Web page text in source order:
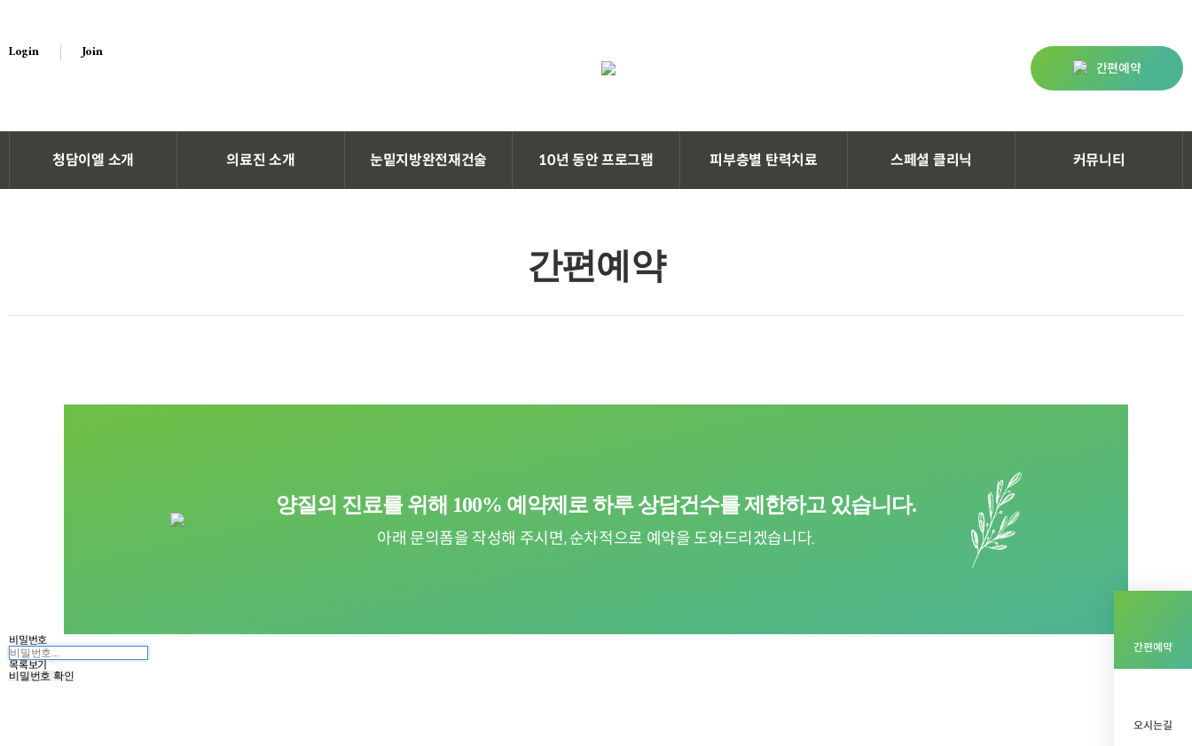
Login Join
간편예약
청담이엘 소개 의료진 소개 눈밑지방완전재건술 10년 동안 프로그램 피부층별 탄력치료 스페셜 클리닉 커뮤니티
간편예약
양질의 진료를 위해 100% 예약제로 하루 상담건수를 제한하고 있습니다.
아래 문의폼을 작성해 주시면, 순차적으로 예약을 도와드리겠습니다.
비밀번호
목록보기
비밀번호 확인
간편예약
오시는길